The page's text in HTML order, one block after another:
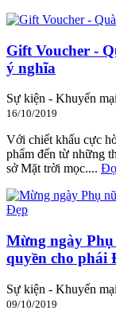
Gift Voucher -
ý nghĩa
Sự kiện - Khuyến mại
16/10/2019
Với chiết khấu cực
phẩm đến từ những
sở Mặt trời mọc....
Mừng ngày
quyền cho phái
Sự kiện - Khuyến mại
09/10/2019